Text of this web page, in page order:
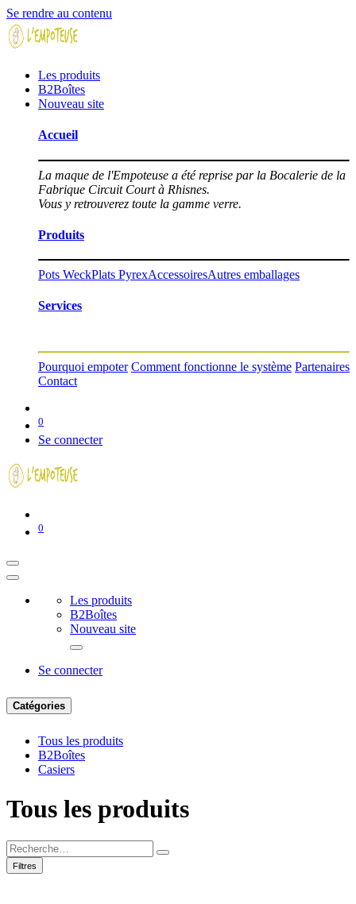
Se rendre au contenu
Les produits
B2Boîtes
Nouveau site
Accueil
La maque de l'Empoteuse a été reprise par la Bocalerie de la
Fabrique Circuit Court à Rhisnes.
Vous y retrouverez toute la gamme verre.
Produits
Pots WeckPlats PyrexAccessoiresAutres emballages
Services
Pourquoi empoter Comment fonctionne le système Partenaires
Contact
0
Se connecter
0
Les produits
B2Boîtes
Nouveau site
Se connecter
Catégories
Tous les produits
B2Boîtes
Casiers
Tous les produits
Filtres